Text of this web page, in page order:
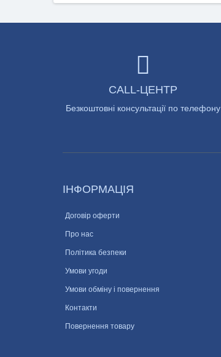
CALL-ЦЕНТР
Безкоштовні консультації по телефону
ІНФОРМАЦІЯ
Договір оферти
Про нас
Політика безпеки
Умови угоди
Умови обміну і повернення
Контакти
Повернення товару